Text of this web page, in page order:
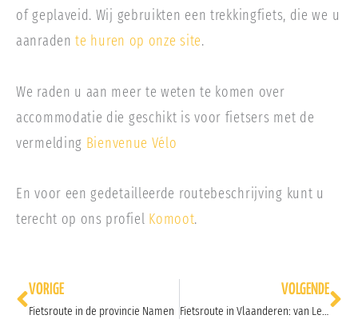
of geplaveid. Wij gebruikten een trekkingfiets, die we u
aanradente huren op onze site.
We raden u aan meer te weten te komen over
accommodatie die geschikt is voor fietsers met de
vermelding Bienvenue Vélo
En voor een gedetailleerde routebeschrijving kunt u
terecht op ons profiel Komoot.
Prev
VORIGE
Fietsroute in de provincie Namen
VOLGENDE
Fietsroute in Vlaanderen: van Leuven naar Brugge